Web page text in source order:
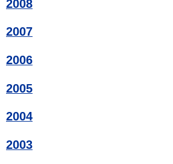
2008
2007
2006
2005
2004
2003